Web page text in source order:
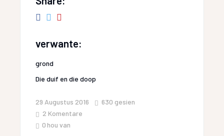
verwante:
grond
Die duif en die doop
29 Augustus 2016 630 gesien
2 Komentare
0 hou van